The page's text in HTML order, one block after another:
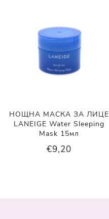
НОЩНА МАСКА ЗА ЛИЦЕ
LANEIGE Water Sleeping
Mask 15мл
€9,20